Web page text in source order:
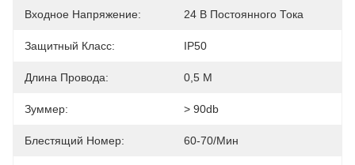
Входное Напряжение: 24 В Постоянного Тока
Защитный Класс: IP50
Длина Провода: 0,5 М
Зуммер: > 90db
Блестящий Номер: 60-70/мин